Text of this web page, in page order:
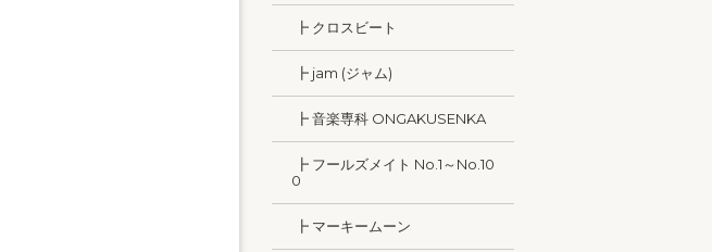
┣ クロスビート
┣ jam (ジャム)
┣ 音楽専科 ONGAKUSENKA
┣ フールズメイト No.1～No.10
0
┣ マーキームーン